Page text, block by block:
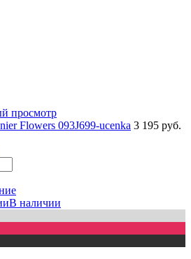
просмотр
Flowers 093J699-ucenka 3 195 руб.
В наличии